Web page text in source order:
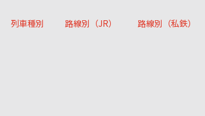
列車種別 路線別（JR） 路線別（私鉄）